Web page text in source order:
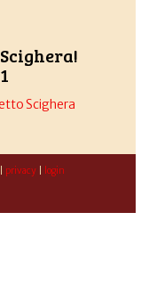
Scighera
privacy| login